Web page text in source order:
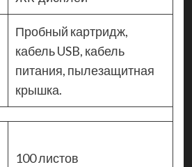
Пробный картридж,
кабель USB, кабель
питания, пылезащитная
крышка.
100 листов